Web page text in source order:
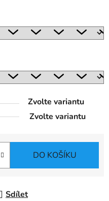
Zvolte variantu
Zvolte variantu
DO KOŠÍKU
Sdílet